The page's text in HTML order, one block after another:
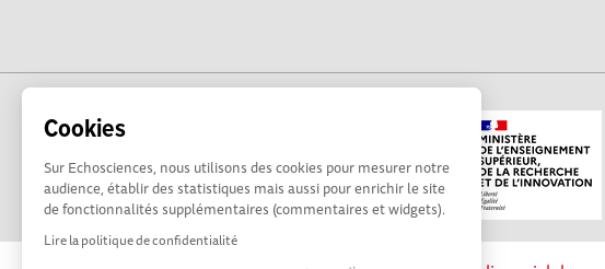
Cookies
Sur Echosciences, nous utilisons des cookies pour mesurer notre
audience, établir des statistiques mais aussi pour enrichir le site
de fonctionnalités supplémentaires (commentaires et widgets).
Lire la politique de confidentialité